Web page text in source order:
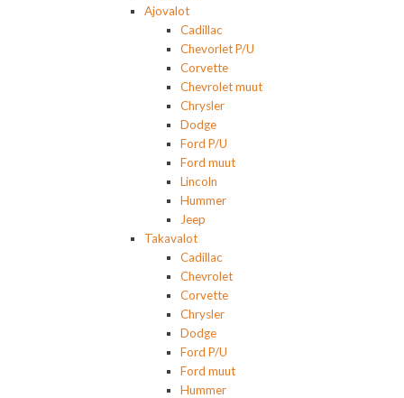
Ajovalot
Cadillac
Chevorlet P/U
Corvette
Chevrolet muut
Chrysler
Dodge
Ford P/U
Ford muut
Lincoln
Hummer
Jeep
Takavalot
Cadillac
Chevrolet
Corvette
Chrysler
Dodge
Ford P/U
Ford muut
Hummer